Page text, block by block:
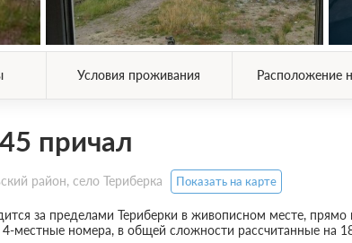
Условия проживания Расположение
причал
район, село Териберка Показать на карте
за пределами Териберки в живописном месте, прямо
местные номера, в общей сложности рассчитанные на